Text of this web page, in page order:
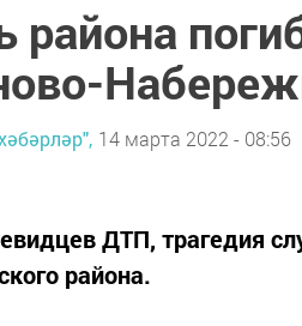
14 марта 2022 - 08:56
ДТП, трагедия
района.